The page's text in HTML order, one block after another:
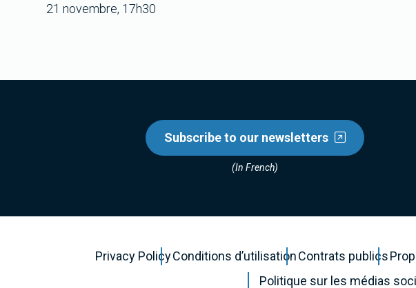
21 novembre, 17h30
Subscribe to our newsletters
(In French)
Privacy PolicyConditions d’utilisationContrats publics
Politique sur les médias